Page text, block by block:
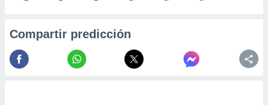
Compartir predicción